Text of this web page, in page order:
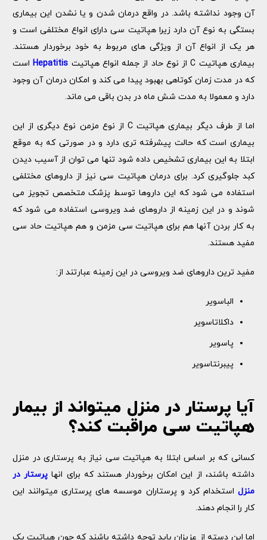
آن وجود نداشته باشد. در واقع درمان شدن و یا نشدن این بیماری
بستگی به نوع آن دارد زیرا هپاتیت سی دارای انواع مختلفی است و
هر یک از انواع آن از ویژگی های مربوط به خود برخوردار هستند.
بیماری هپاتیت C از نوع حاد از جمله انواع هپاتیت
Hepatitisاست
که در مدت زمان کوتاهی بهبود پیدا می کند و امکان درمان آن وجود
دارد و معمولا به مدت شش ماه در بدن باقی می ماند.
اما از طرف دیگر بیماری هپاتیت C از نوع مزمن نوع دیگری از این
بیماری است که حالت پیشرفته تری دارد و در صورتی که به موقع
ابتلا به این بیماری تشخیص داده شود تنها می توان از آسیب دیدن
کبد جلوگیری کرد. برای درمان هپاتیت سی نیز از داروهای مختلفی
استفاده می شود که این داروها توسط پزشک متخصص تجویز می
شوند و در این زمینه از داروهای ضد ویروسی استفاده می شود که
به کار بردن آنها هم برای هپاتیت سی مزمن و هم هپاتیت حاد سی
مفید هستند.
مفید ترین داروهای ضد ویروسی در این زمینه عبارتند از:
الباسویر
داکلاتاسویر
پاسویر
پیبرنتاسویر
آیا پرستار در منزل میتواند از بیمار
هپاتیت سی مراقبت کند؟
کسانی که بر اساس ابتلا به هپاتیت سی نیاز به پرستاری در منزل
داشته باشند، از این امکان برخوردار هستند که برای انها پرستار در
منزل استخدام کرد و پرستاران موسسه های پرستاری میتوانند این
کار را انجام دهند.
اما این دسته از عزیزان باید توجه داشته باشند که چون هپاتیت یک